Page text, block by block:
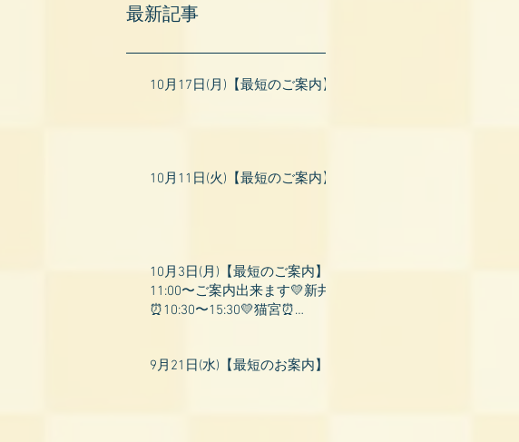
最新記事
10月17日(月)【最短のご案内】
10月11日(火)【最短のご案内】
10月3日(月)【最短のご案内】
11:00〜ご案内出来ます💛新井
⏰10:30〜15:30💛猫宮⏰
9月21日(水)【最短のお案内】